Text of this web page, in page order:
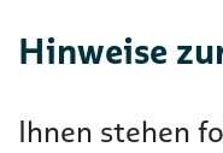
Hinweise
Ihnen stehen